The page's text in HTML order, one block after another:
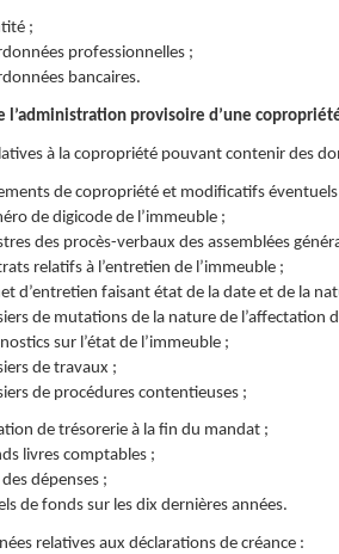
;
professionnelles ;
bancaires.
l’administration provisoire d’une
à la copropriété pouvant contenir des
de copropriété et modificatifs éventuels
de digicode de l’immeuble ;
des procès-verbaux des assemblées
relatifs à l’entretien de l’immeuble ;
d’entretien faisant état de la date et de la
de mutations de la nature de l’affectation
sur l’état de l’immeuble ;
de travaux ;
de procédures contentieuses ;
de trésorerie à la fin du mandat ;
livres comptables ;
dépenses ;
de fonds sur les dix dernières années.
relatives aux déclarations de créance :